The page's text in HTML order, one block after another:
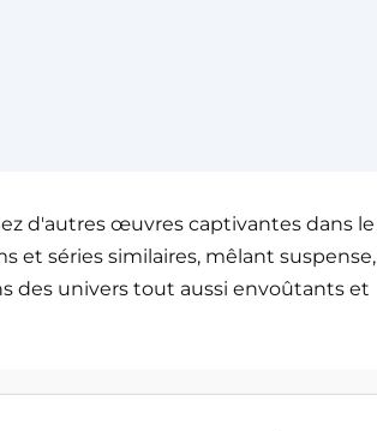
d'autres œuvres captivantes dans le
et séries similaires, mêlant suspense,
des univers tout aussi envoûtants et